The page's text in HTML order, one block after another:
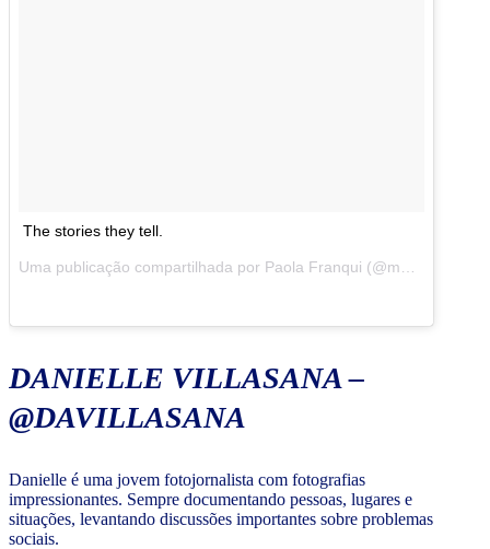
The stories they tell.
DANIELLE VILLASANA –
@DAVILLASANA
Danielle é uma jovem fotojornalista com fotografias
impressionantes. Sempre documentando pessoas, lugares e
situações, levantando discussões importantes sobre problemas
sociais.